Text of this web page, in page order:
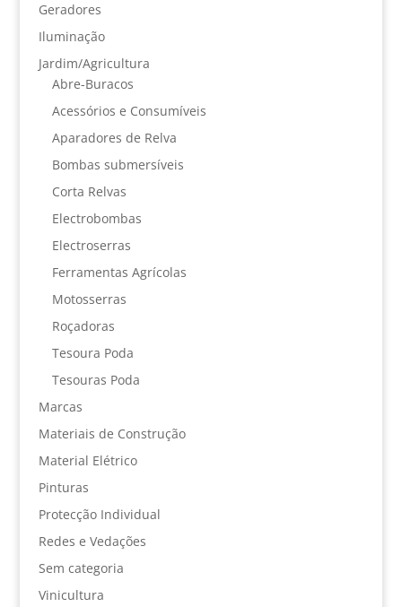
Geradores
Iluminação
Jardim/Agricultura
Abre-Buracos
Acessórios e Consumíveis
Aparadores de Relva
Bombas submersíveis
Corta Relvas
Electrobombas
Electroserras
Ferramentas Agrícolas
Motosserras
Roçadoras
Tesoura Poda
Tesouras Poda
Marcas
Materiais de Construção
Material Elétrico
Pinturas
Protecção Individual
Redes e Vedações
Sem categoria
Vinicultura